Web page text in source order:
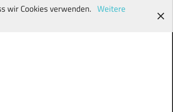
wir Cookies verwenden. Weitere